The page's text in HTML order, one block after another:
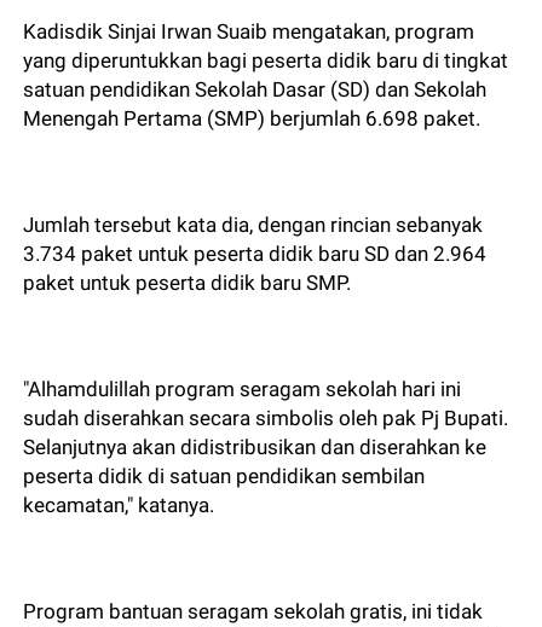
Kadisdik Sinjai Irwan Suaib mengatakan, program
yang diperuntukkan bagi peserta didik baru di tingkat
satuan pendidikan Sekolah Dasar (SD) dan Sekolah
Menengah Pertama (SMP) berjumlah 6.698 paket.
Jumlah tersebut kata dia, dengan rincian sebanyak
3.734 paket untuk peserta didik baru SD dan 2.964
paket untuk peserta didik baru SMP.
"Alhamdulillah program seragam sekolah hari ini
sudah diserahkan secara simbolis oleh pak Pj Bupati.
Selanjutnya akan didistribusikan dan diserahkan ke
peserta didik di satuan pendidikan sembilan
kecamatan," katanya.
Program bantuan seragam sekolah gratis, ini tidak